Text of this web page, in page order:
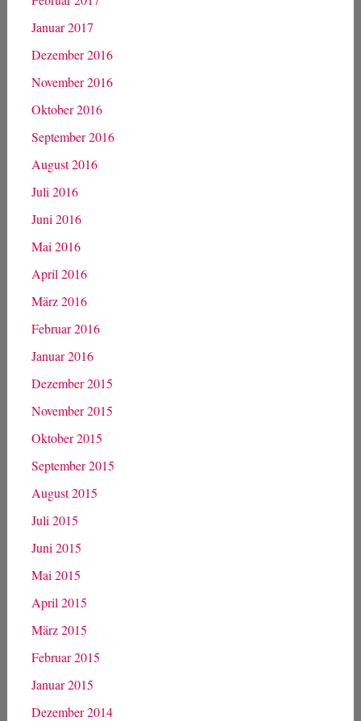
Januar 2017
Dezember 2016
November 2016
Oktober 2016
September 2016
August 2016
Juli 2016
Juni 2016
Mai 2016
April 2016
März 2016
Februar 2016
Januar 2016
Dezember 2015
November 2015
Oktober 2015
September 2015
August 2015
Juli 2015
Juni 2015
Mai 2015
April 2015
März 2015
Februar 2015
Januar 2015
Dezember 2014